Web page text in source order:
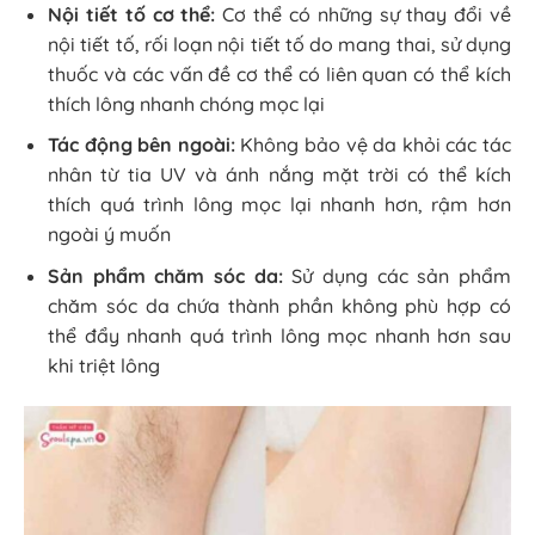
Nội tiết tố cơ thể:Cơ thể có những sự thay đổi về
nội tiết tố, rối loạn nội tiết tố do mang thai, sử dụng
thuốc và các vấn đề cơ thể có liên quan có thể kích
thích lông nhanh chóng mọc lại
Tác động bên ngoài:Không bảo vệ da khỏi các tác
nhân từ tia UV và ánh nắng mặt trời có thể kích
thích quá trình lông mọc lại nhanh hơn, rậm hơn
ngoài ý muốn
Sản phẩm chăm sóc da:Sử dụng các sản phẩm
chăm sóc da chứa thành phần không phù hợp có
thể đẩy nhanh quá trình lông mọc nhanh hơn sau
khi triệt lông